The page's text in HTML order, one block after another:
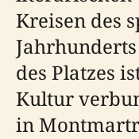
Kreisen des
des Platzes
Kultur
in